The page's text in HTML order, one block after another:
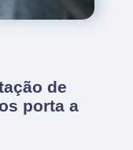
de
porta a